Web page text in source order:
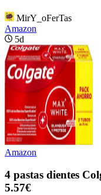
MirY_oFerTas
Amazon
5d
Amazon
4 pastas dientes
5.57€